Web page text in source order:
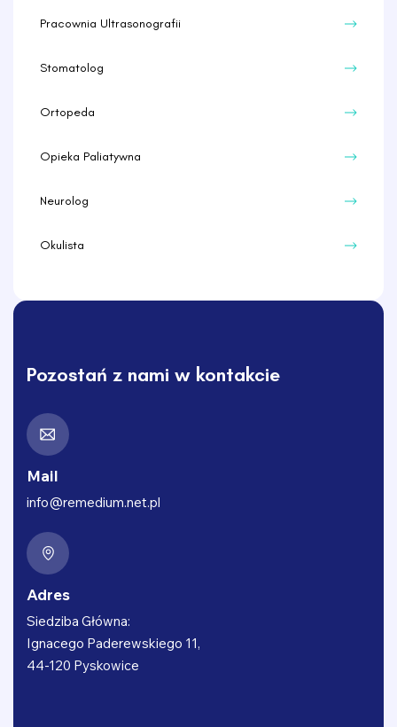
Pracownia Ultrasonografii
Stomatolog
Ortopeda
Opieka Paliatywna
Neurolog
Okulista
Pozostań z nami w kontakcie
Mail
info@remedium.net.pl
Adres
Siedziba Główna:
Ignacego Paderewskiego 11,
44-120 Pyskowice